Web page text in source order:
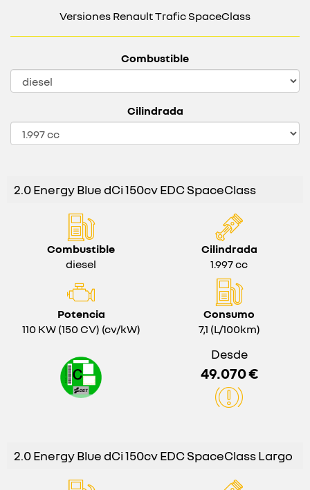
Versiones Renault Trafic SpaceClass
Combustible
Cilindrada
2.0 Energy Blue dCi 150cv EDC SpaceClass
Combustible
diesel
Cilindrada
1.997 cc
Potencia
110 KW (150 CV) (cv/kW)
Consumo
7,1 (L/100km)
Desde
49.070 €
2.0 Energy Blue dCi 150cv EDC SpaceClass Largo